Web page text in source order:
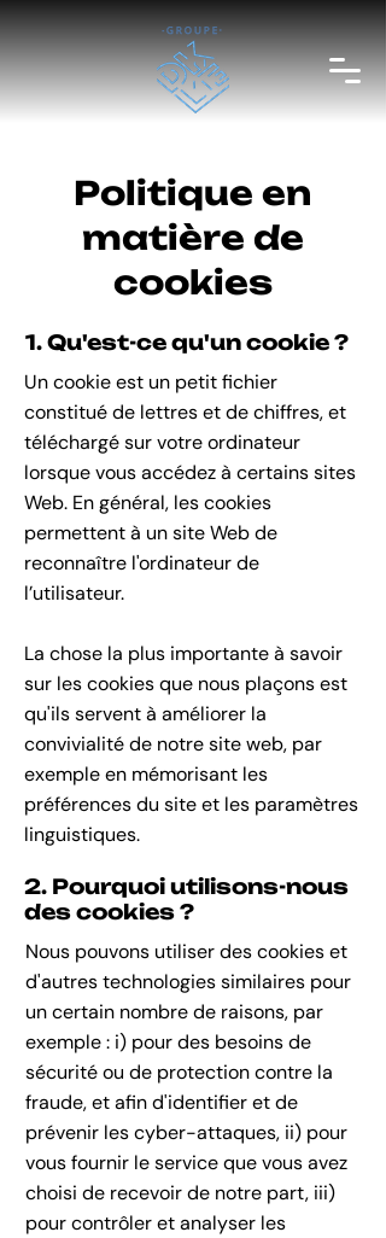
Politique en
matière de
cookies
1. Qu'est-ce qu'un cookie ?
Un cookie est un petit fichier
constitué de lettres et de chiffres, et
téléchargé sur votre ordinateur
lorsque vous accédez à certains sites
Web. En général, les cookies
permettent à un site Web de
reconnaître l'ordinateur de
l’utilisateur.
La chose la plus importante à savoir
sur les cookies que nous plaçons est
qu'ils servent à améliorer la
convivialité de notre site web, par
exemple en mémorisant les
préférences du site et les paramètres
linguistiques.
2. Pourquoi utilisons-nous
des cookies ?
Nous pouvons utiliser des cookies et
d'autres technologies similaires pour
un certain nombre de raisons, par
exemple : i) pour des besoins de
sécurité ou de protection contre la
fraude, et afin d'identifier et de
prévenir les cyber-attaques, ii) pour
vous fournir le service que vous avez
choisi de recevoir de notre part, iii)
pour contrôler et analyser les